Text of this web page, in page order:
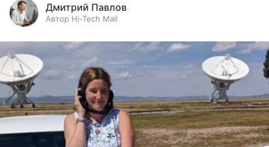
Дмитрий Павлов
Автор Hi-Tech Mail